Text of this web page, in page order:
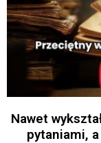
Nawet
pytaniami,